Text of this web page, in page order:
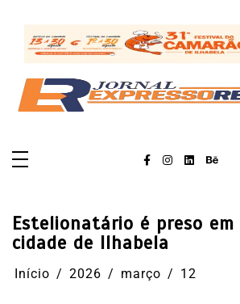
conteúdo
Estelionatário é preso
cidade de Ilhabela
Início 2026 março 12